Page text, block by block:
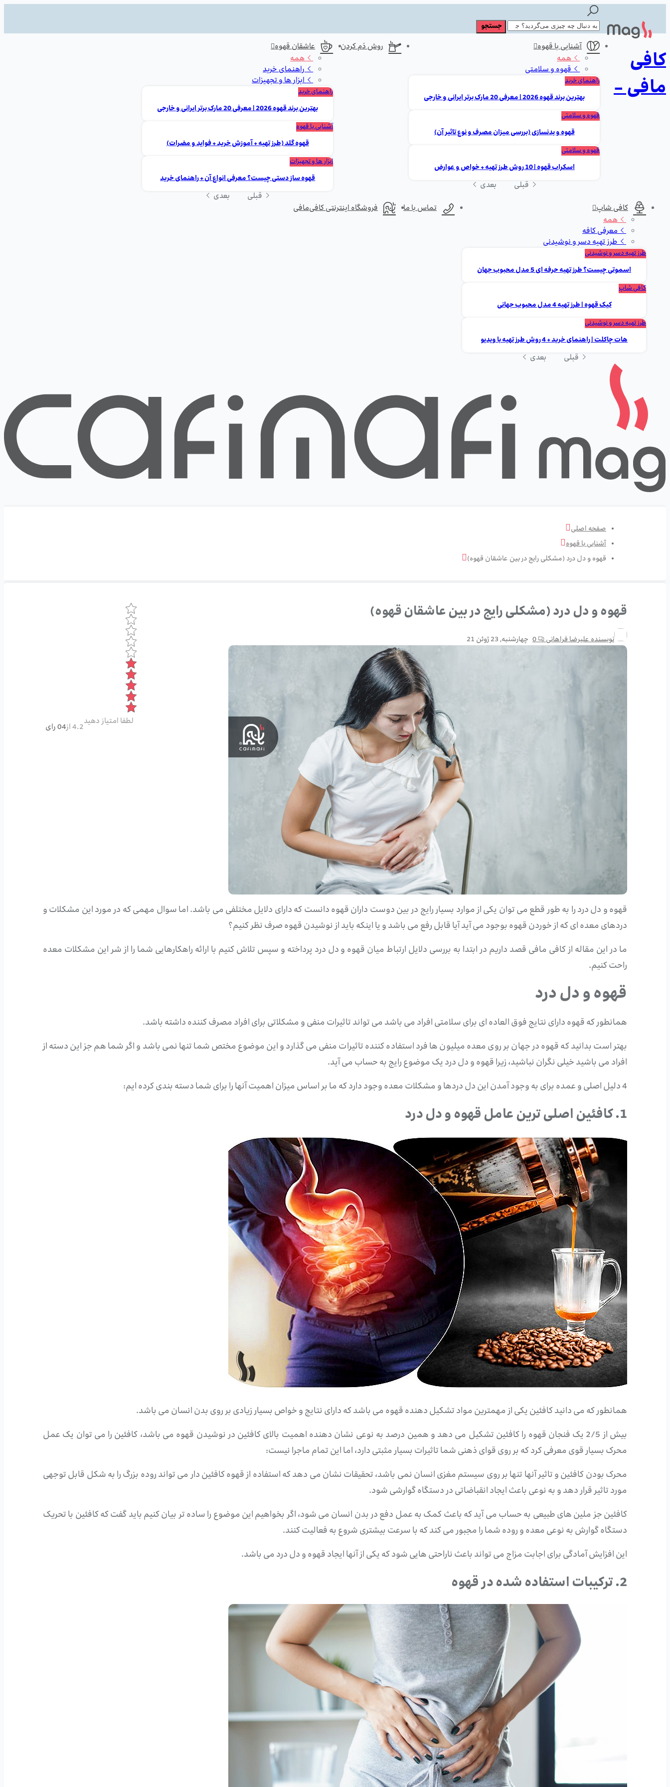
کافی
مافی -
آشنایی با قهوه
همه
قهوه و سلامتی
راهنمای خرید
بهترین برند قهوه 2026 | معرفی 20 مارک برتر ایرانی و خارجی
قهوه و سلامتی
قهوه و بدنسازی (بررسی میزان مصرف و نوع تاثیر آن)
قهوه و سلامتی
اسکراب قهوه | 10 روش طرز تهیه + خواص و عوارض
قبلی بعدی
روش دَم کردن
عاشقان قهوه
همه
راهنمای خرید
ابزار ها و تجهیزات
راهنمای خرید
بهترین برند قهوه 2026 | معرفی 20 مارک برتر ایرانی و خارجی
آشنایی با قهوه
قهوه گلد (طرز تهیه + آموزش خرید + فواید و مضرات)
ابزار ها و تجهیزات
قهوه ساز دستی چیست؟ معرفی انواع آن + راهنمای خرید
قبلی
بعدی
کافی شاپ
همه
معرفی کافه
طرز تهیه دسر و نوشیدنی
طرز تهیه دسر و نوشیدنی
اسموتی چیست؟ طرز تهیه حرفه ای 5 مدل محبوب جهان
کافی شاپ
کیک قهوه | طرز تهیه 4 مدل محبوب جهانی
طرز تهیه دسر و نوشیدنی
هات چاکلت | راهنمای خرید + 4 روش طرز تهیه با ویدیو
قبلی بعدی
تماس با ما فروشگاه اینترنتی کافی‌مافی
صفحه اصلی
آشنایی با قهوه
قهوه و دل درد (مشکلی رایج در بین عاشقان قهوه)
لطفا امتیاز دهید
4.2 از 04 رای
قهوه و دل درد (مشکلی رایج در بین عاشقان قهوه)
نویسندهعلیرضا فراهانی 0 چهارشنبه, 23 ژوئن 21
قهوه و دل درد را به طور قطع می توان یکی از موارد بسیار رایج در بین دوست داران قهوه دانست که دارای دلایل مختلفی می باشد. اما سوال مهمی که در مورد این مشکلات و
دردهای معده ای که از خوردن قهوه بوجود می آید آیا قابل رفع می باشد و یا اینکه باید از نوشیدن قهوه صرف نظر کنیم؟
ما در این مقاله از کافی مافی قصد داریم در ابتدا به بررسی دلایل ارتباط میان قهوه و دل درد پرداخته و سپس تلاش کنیم با ارائه راهکارهایی شما را از شر این مشکلات معده
راحت کنیم.
قهوه و دل درد
همانطور که قهوه دارای نتایج فوق العاده ای برای سلامتی افراد می باشد می تواند تاثیرات منفی و مشکلاتی برای افراد مصرف کننده داشته باشد.
بهتر است بدانید که قهوه در جهان بر روی معده میلیون ها فرد استفاده کننده تاثیرات منفی می گذارد و این موضوع مختص شما تنها نمی باشد و اگر شما هم جز این دسته از
افراد می باشید خیلی نگران نباشید، زیرا قهوه و دل درد یک موضوع رایج به حساب می آید.
4 دلیل اصلی و عمده برای به وجود آمدن این دل دردها و مشکلات معده وجود دارد که ما بر اساس میزان اهمیت آنها را برای شما دسته بندی کرده ایم:
1. کافئین اصلی ترین عامل قهوه و دل درد
همانطور که می دانید کافئین یکی از مهمترین مواد تشکیل دهنده قهوه می باشد که دارای نتایج و خواص بسیار زیادی بر روی بدن انسان می باشد.
بیش از 2/5 یک فنجان قهوه را کافئین تشکیل می دهد و همین درصد به نوعی نشان دهنده اهمیت بالای کافئین در نوشیدن قهوه می باشد، کافئین را می توان یک عمل
محرک بسیار قوی معرفی کرد که بر روی قوای ذهنی شما تاثیرات بسیار مثبتی دارد، اما این تمام ماجرا نیست:
محرک بودن کافئین و تاثیر آنها تنها بر روی سیستم مغزی انسان نمی باشد، تحقیقات نشان می دهد که استفاده از قهوه کافئین دار می تواند روده بزرگ را به شکل قابل توجهی
مورد تاثیر قرار دهد و به نوعی باعث ایجاد انقباضاتی در دستگاه گوارشی شود.
کافئین جز ملین های طبیعی به حساب می آید که باعث کمک به عمل دفع در بدن انسان می شود، اگر بخواهیم این موضوع را ساده تر بیان کنیم باید گفت که کافئین با تحریک
دستگاه گوارش به نوعی معده و روده شما را مجبور می کند که با سرعت بیشتری شروع به فعالیت کنند.
این افزایش آمادگی برای اجابت مزاج می تواند باعث ناراحتی هایی شود که یکی از آنها ایجاد قهوه و دل درد می باشد.
2. ترکیبات استفاده شده در قهوه